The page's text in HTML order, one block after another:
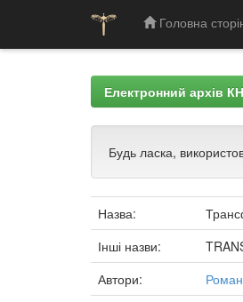
Головна
Електронний архів
Будь ласка,
Назва:
Інші назви:
Автори: